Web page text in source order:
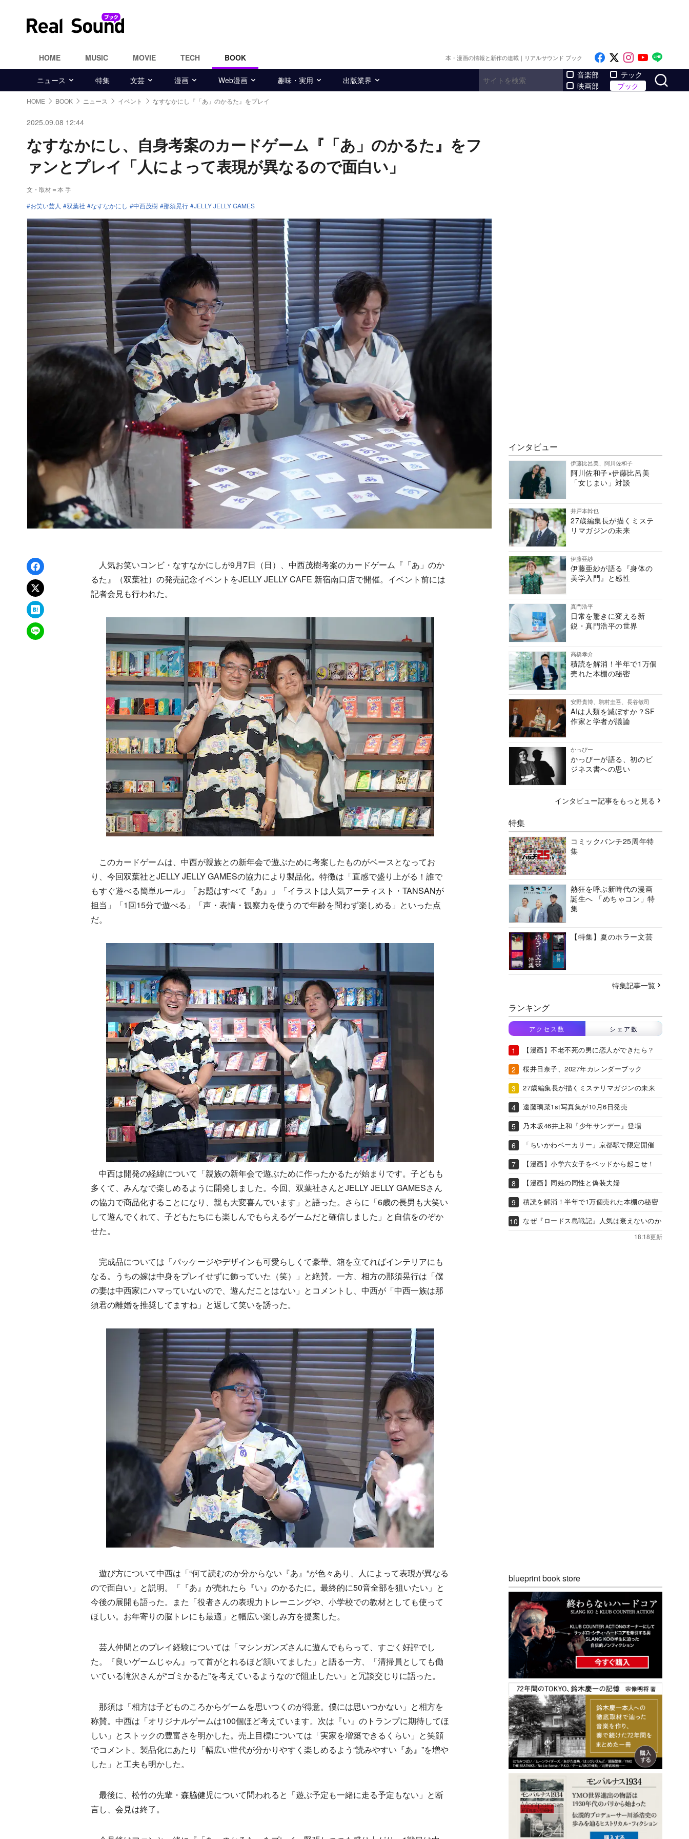
HOME MUSIC MOVIE TECH BOOK 本・漫画の情報と新作の連載｜リアルサウンド ブック Like on Facebook
Follow on x
Follow on
Follow
ニュース 特集 文芸 漫画 Web漫画 趣味・実用 出版業界
音楽部
映画部
テック
ブック
HOME BOOK ニュース イベント なすなかにし『「あ」のかるた』をプレイ
2025.09.08 12:44
なすなかにし、自身考案のカードゲーム『「あ」のかるた』をフ
ァンとプレイ「人によって表現が異なるので面白い」
文・取材＝本 手
お笑い芸人
双葉社 なすなかにし 中西茂樹 那須晃行 JELLY JELLY GAMES
Facebookでシェア
xでポスト
はてなブックマーク
LINEで送る
人気お笑いコンビ・なすなかにしが9月7日（日）、中西茂樹考案のカードゲーム『「あ」のか
るた』（双葉社）の発売記念イベントをJELLY JELLY CAFE 新宿南口店で開催。イベント前には
記者会見も行われた。
このカードゲームは、中西が親族との新年会で遊ぶために考案したものがベースとなってお
り、今回双葉社とJELLY JELLY GAMESの協力により製品化。特徴は「直感で盛り上がる！誰で
もすぐ遊べる簡単ルール」「お題はすべて『あ』」「イラストは人気アーティスト・TANSANが
担当」「1回15分で遊べる」「声・表情・観察力を使うので年齢を問わず楽しめる」といった点
だ。
中西は開発の経緯について「親族の新年会で遊ぶために作ったかるたが始まりです。子どもも
多くて、みんなで楽しめるように開発しました。今回、双葉社さんとJELLY JELLY GAMESさん
の協力で商品化することになり、親も大変喜んでいます」と語った。さらに「6歳の長男も大笑い
して遊んでくれて、子どもたちにも楽しんでもらえるゲームだと確信しました」と自信をのぞか
せた。
完成品については「パッケージやデザインも可愛らしくて豪華。箱を立てればインテリアにも
なる。うちの嫁は中身をプレイせずに飾っていた（笑）」と絶賛。一方、相方の那須晃行は「僕
の妻は中西家にハマっていないので、遊んだことはない」とコメントし、中西が「中西一族は那
須君の離婚を推奨してますね」と返して笑いを誘った。
遊び方について中西は「“何て読むのか分からない『あ』”が色々あり、人によって表現が異なる
ので面白い」と説明。「『あ』が売れたら『い』のかるたに。最終的に50音全部を狙いたい」と
今後の展開も語った。また「役者さんの表現力トレーニングや、小学校での教材としても使って
ほしい。お年寄りの脳トレにも最適」と幅広い楽しみ方を提案した。
芸人仲間とのプレイ経験については「マシンガンズさんに遊んでもらって、すごく好評でし
た。『良いゲームじゃん』って首がとれるほど頷いてました」と語る一方、「清掃員としても働
いている滝沢さんが“ゴミかるた”を考えているようなので阻止したい」と冗談交じりに語った。
那須は「相方は子どものころからゲームを思いつくのが得意。僕には思いつかない」と相方を
称賛。中西は「オリジナルゲームは100個ほど考えています。次は『い』のトランプに期待してほ
しい」とストックの豊富さを明かした。売上目標については「実家を増築できるくらい」と笑顔
でコメント。製品化にあたり「幅広い世代が分かりやすく楽しめるよう“読みやすい『あ』”を増や
した」と工夫も明かした。
最後に、松竹の先輩・森脇健児について問われると「遊ぶ予定も一緒に走る予定もない」と断
言し、会見は終了。
インタビュー
伊藤比呂美、阿川佐和子
阿川佐和子×伊藤比呂美
「女じまい」対談
井戸本幹也
27歳編集長が描くミステ
リマガジンの未来
伊藤亜紗
伊藤亜紗が語る『身体の
美学入門』と感性
真門浩平
日常を驚きに変える新
鋭・真門浩平の世界
高橋孝介
積読を解消！半年で1万個
売れた本棚の秘密
安野貴博、駒村圭吾、長谷敏司
AIは人類を滅ぼすか？SF
作家と学者が議論
かっぴー
かっぴーが語る、初のビ
ジネス書への思い
インタビュー記事をもっと見る
特集
コミックバンチ25周年特
集
熱狂を呼ぶ新時代の漫画
誕生へ 「めちゃコン」特
集
【特集】夏のホラー文芸
特集記事一覧
ランキング
アクセス数 シェア数
【漫画】不老不死の男に恋人ができたら？
桜井日奈子、2027年カレンダーブック
27歳編集長が描くミステリマガジンの未来
遠藤璃菜1st写真集が10月6日発売
乃木坂46井上和『少年サンデー』登場
「ちいかわベーカリー」京都駅で限定開催
【漫画】小学六女子をベッドから起こせ！
【漫画】同姓の同性と偽装夫婦
積読を解消！半年で1万個売れた本棚の秘密
なぜ『ロードス島戦記』人気は衰えないのか
18:18更新
blueprint book store